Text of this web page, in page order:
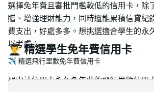
選擇免年費且審批門檻較低的信用卡，除
贈、增強理財能力，同時還能累積信貸紀
費支出，好處多多。想挑選適合學生的永
以考慮：
👨‍🎓 精選學生免年費信用卡
✈️ 精選飛行里數免年費信用卡
想申請信用卡永久免年費的飛行里數信用